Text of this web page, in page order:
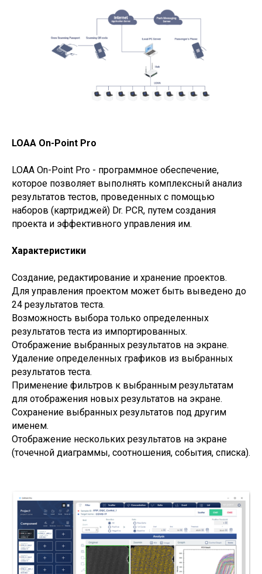
Артикул:
RDM103-X
LOAA On-Point Pro
LOAA On-Point Pro - программное обеспечение,
которое позволяет выполнять комплексный анализ
результатов тестов, проведенных с помощью
наборов (картриджей) Dr. PCR, путем создания
проекта и эффективного управления им.
Характеристики
Создание, редактирование и хранение проектов.
Для управления проектом может быть выведено до
24 результатов теста.
Возможность выбора только определенных
результатов теста из импортированных.
Отображение выбранных результатов на экране.
Удаление определенных графиков из выбранных
результатов теста.
Применение фильтров к выбранным результатам
для отображения новых результатов на экране.
Сохранение выбранных результатов под другим
именем.
Отображение нескольких результатов на экране
(точечной диаграммы, соотношения, события, списка).